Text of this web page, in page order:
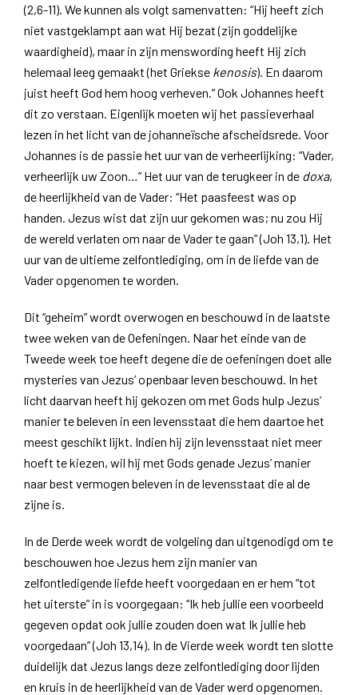
(2,6-11). We kunnen als volgt samenvatten: “Hij heeft zich
niet vastgeklampt aan wat Hij bezat (zijn goddelijke
waardigheid), maar in zijn menswording heeft Hij zich
helemaal leeg gemaakt (het Griekse kenosis). En daarom
juist heeft God hem hoog verheven.” Ook Johannes heeft
dit zo verstaan. Eigenlijk moeten wij het passieverhaal
lezen in het licht van de johanneïsche afscheidsrede. Voor
Johannes is de passie het uur van de verheerlijking: “Vader,
verheerlijk uw Zoon…” Het uur van de terugkeer in de doxa,
de heerlijkheid van de Vader: “Het paasfeest was op
handen. Jezus wist dat zijn uur gekomen was; nu zou Hij
de wereld verlaten om naar de Vader te gaan” (Joh 13,1). Het
uur van de ultieme zelfontlediging, om in de liefde van de
Vader opgenomen te worden.
Dit “geheim” wordt overwogen en beschouwd in de laatste
twee weken van de Oefeningen. Naar het einde van de
Tweede week toe heeft degene die de oefeningen doet alle
mysteries van Jezus’ openbaar leven beschouwd. In het
licht daarvan heeft hij gekozen om met Gods hulp Jezus’
manier te beleven in een levensstaat die hem daartoe het
meest geschikt lijkt. Indien hij zijn levensstaat niet meer
hoeft te kiezen, wil hij met Gods genade Jezus’ manier
naar best vermogen beleven in de levensstaat die al de
zijne is.
In de Derde week wordt de volgeling dan uitgenodigd om te
beschouwen hoe Jezus hem zijn manier van
zelfontledigende liefde heeft voorgedaan en er hem “tot
het uiterste” in is voorgegaan: “Ik heb jullie een voorbeeld
gegeven opdat ook jullie zouden doen wat Ik jullie heb
voorgedaan” (Joh 13,14). In de Vierde week wordt ten slotte
duidelijk dat Jezus langs deze zelfontlediging door lijden
en kruis in de heerlijkheid van de Vader werd opgenomen.